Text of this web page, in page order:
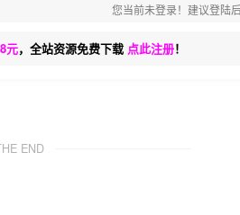
您当前未登录！建议登陆
元，全站资源免费下载 点此注册！
END